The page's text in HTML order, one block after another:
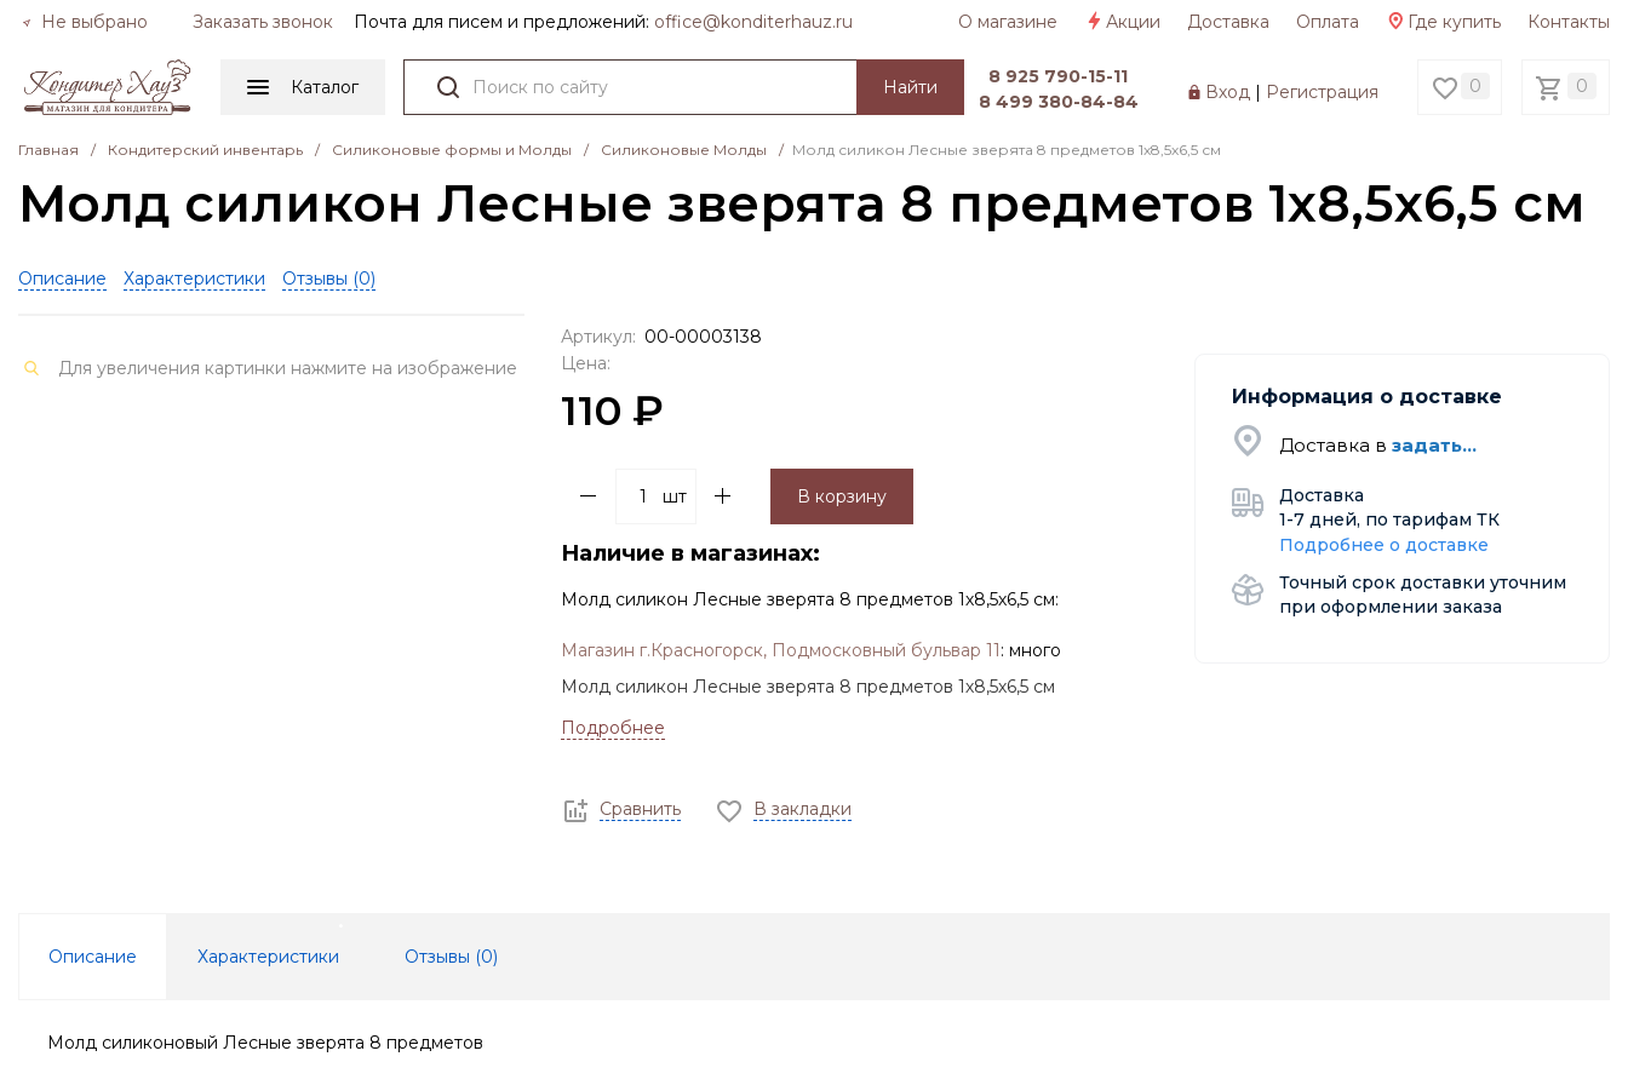
Не выбрано Заказать звонок Почта для писем и предложений: officе@konditerhauz.ru О магазине Акции Доставка Оплата Где купить Контакты
Каталог Вход| Регистрация 0 0
Найти
8 925 790-15-11
8 499 380-84-84
Главная / Кондитерский инвентарь / Силиконовые формы и Молды / Силиконовые Молды / Молд силикон Лесные зверята 8 предметов 1х8,5х6,5 см
Молд силикон Лесные зверята 8 предметов 1х8,5х6,5 см
Описание Характеристики Отзывы (0)
Для увеличения картинки нажмите на изображение
Артикул: 00-00003138
Цена:
110 ₽
шт В корзину
Наличие в магазинах:
Молд силикон Лесные зверята 8 предметов 1х8,5х6,5 см:
Магазин г.Красногорск, Подмосковный бульвар 11: много
Информация о доставке
Доставка в задать...
Доставка
1-7 дней, по тарифам ТК
Подробнее о доставке
Точный срок доставки уточним
при оформлении заказа
Молд силикон Лесные зверята 8 предметов 1х8,5х6,5 см
Подробнее
Сравнить В закладки
Описание Характеристики Отзывы (0)
Молд силиконовый Лесные зверята 8 предметов